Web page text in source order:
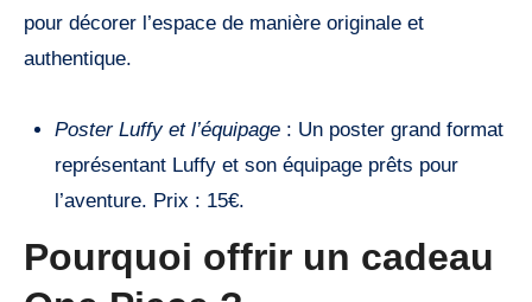
pour décorer l’espace de manière originale et
authentique.
Poster Luffy et l’équipage: Un poster grand format
représentant Luffy et son équipage prêts pour
l’aventure. Prix : 15€.
Pourquoi offrir un cadeau